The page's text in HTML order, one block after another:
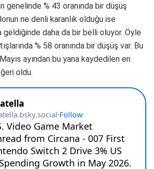
genelinde % 43 oranında bir düşüş
ne denli karanlık olduğu ise
geldiğinde daha da bir belli oluyor. Öyle
% 58 oranında bir düşüş var. Bu
ayından bu yana kaydedilen en
oldu.